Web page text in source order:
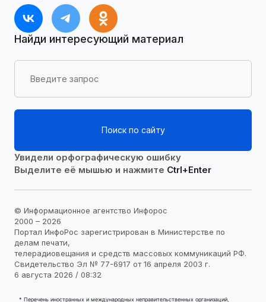
Найди интересующий материал
Поиск по сайту
Увидели орфографическую ошибку
Выделите её мышью и нажмите Ctrl+Enter
© Информационное агентство Инфорос
2000 – 2026
Портал ИнфоРос зарегистрирован в Министерстве по
делам печати,
телерадиовещания и средств массовых коммуникаций РФ.
Свидетельство Эл № 77-6917 от 16 апреля 2003 г.
6 августа 2026 / 08:32